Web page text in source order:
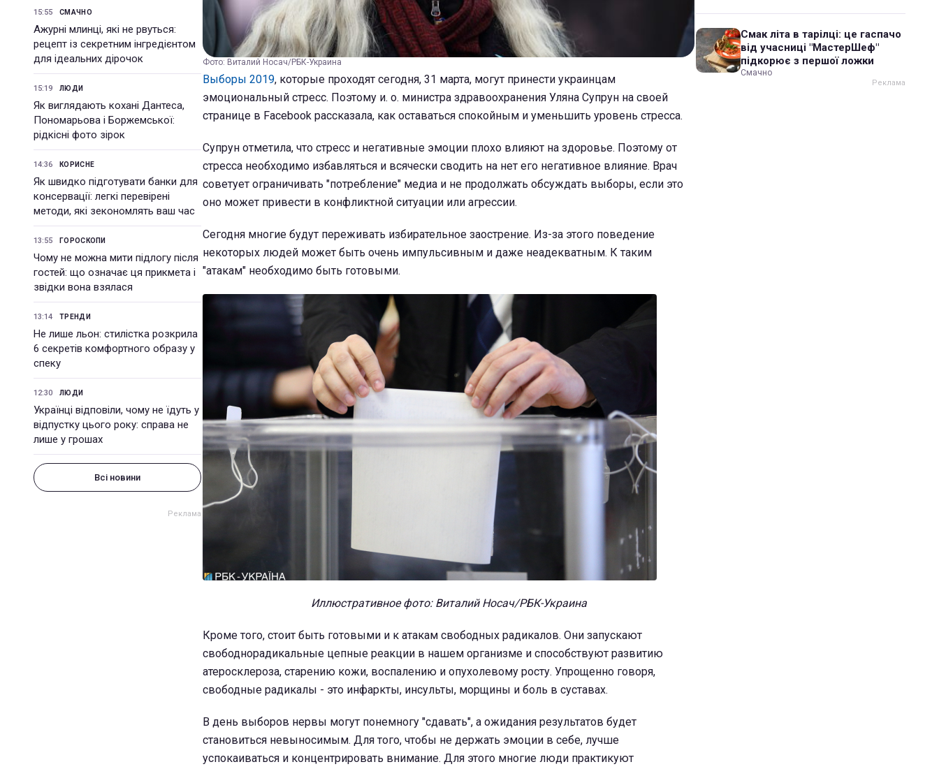
15:55 СМАЧНО
Ажурні млинці, які не рвуться:
рецепт із секретним інгредієнтом
для ідеальних дірочок
15:19 ЛЮДИ
Як виглядають кохані Дантеса,
Пономарьова і Боржемської:
рідкісні фото зірок
14:36 КОРИСНЕ
Як швидко підготувати банки для
консервації: легкі перевірені
методи, які зекономлять ваш час
13:55 ГОРОСКОПИ
Чому не можна мити підлогу після
гостей: що означає ця прикмета і
звідки вона взялася
13:14 ТРЕНДИ
Не лише льон: стилістка розкрила
6 секретів комфортного образу у
спеку
12:30 ЛЮДИ
Українці відповіли, чому не їдуть у
відпустку цього року: справа не
лише у грошах
Всі новини
Фото: Виталий Носач/РБК-Украина
Выборы 2019, которые проходят сегодня, 31 марта, могут принести украинцам
эмоциональный стресс. Поэтому и. о. министра здравоохранения Уляна Супрун на своей
странице в Facebook рассказала, как оставаться спокойным и уменьшить уровень стресса.
Супрун отметила, что стресс и негативные эмоции плохо влияют на здоровье. Поэтому от
стресса необходимо избавляться и всячески сводить на нет его негативное влияние. Врач
советует ограничивать "потребление" медиа и не продолжать обсуждать выборы, если это
оно может привести в конфликтной ситуации или агрессии.
Сегодня многие будут переживать избирательное заострение. Из-за этого поведение
некоторых людей может быть очень импульсивным и даже неадекватным. К таким
"атакам" необходимо быть готовыми.
Иллюстративное фото: Виталий Носач/РБК-Украина
Кроме того, стоит быть готовыми и к атакам свободных радикалов. Они запускают
свободнорадикальные цепные реакции в нашем организме и способствуют развитию
атеросклероза, старению кожи, воспалению и опухолевому росту. Упрощенно говоря,
свободные радикалы - это инфаркты, инсульты, морщины и боль в суставах.
В день выборов нервы могут понемногу "сдавать", а ожидания результатов будет
становиться невыносимым. Для того, чтобы не держать эмоции в себе, лучше
успокаиваться и концентрировать внимание. Для этого многие люди практикуют
Смак літа в тарілці: це гаспачо
від учасниці "МастерШеф"
підкорює з першої ложки
Смачно